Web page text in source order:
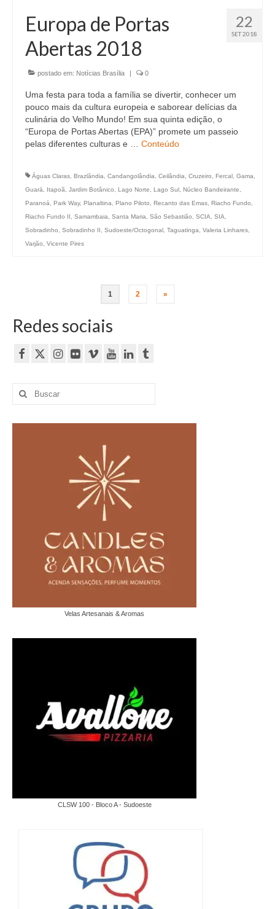
22
SET 2018
Europa de Portas
Abertas 2018
postado em: Notícias Brasília | 0
Uma festa para toda a família se divertir, conhecer um
pouco mais da cultura europeia e saborear delícias da
culinária do Velho Mundo! Em sua quinta edição, o
“Europa de Portas Abertas (EPA)” promete um passeio
pelas diferentes culturas e … Conteúdo
Águas Claras Brazlândia Candangolândia Ceilândia Cruzeiro Fercal Gama
Guará
Itapoã Jardim Botânico Lago Norte Lago Sul Núcleo Bandeirante
Paranoá
Park Way, Planaltina Plano Piloto Recanto das Emas Riacho Fundo
Riacho Fundo II
Samambaia Santa Maria São Sebastião SCIA SIA
Sobradinho
Sobradinho II Sudoeste/Octogonal Taguatinga Valeria Linhares
Varjão
Vicente Pires
de
posts
1 2 »
Redes sociais
Buscar
por:
Velas Artesanais & Aromas
CLSW 100 - Bloco A - Sudoeste